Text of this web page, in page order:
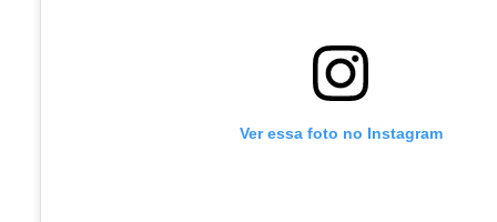
Ver essa foto no Instagram